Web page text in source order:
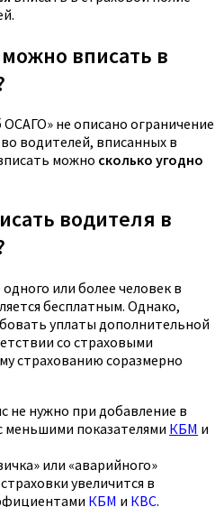
вписать в
не описано ограничение
водителей, вписанных в
можно сколько угодно
водителя в
или более человек в
бесплатным. Однако,
уплаты дополнительной
со страховыми
страхованию соразмерно
не нужно при добавление в
меньшими показателями КБМ и
или «аварийного»
увеличится в
КБМ и КВС.